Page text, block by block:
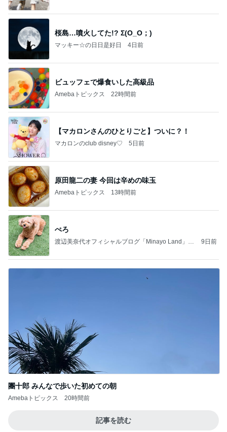
桜島…噴火してた!? Σ(O_O；)
マッキー☆の日日是好日 4日前
ビュッフェで爆食いした高級品
Amebaトピックス 22時間前
【マカロンさんのひとりごと】ついに？！
マカロンのclub disney♡ 5日前
原田龍二の妻 今回は辛めの味玉
Amebaトピックス 13時間前
ぺろ
渡辺美奈代オフィシャルブログ「Minayo Land」P
9日前
團十郎 みんなで歩いた初めての朝
Amebaトピックス 20時間前
記事を読む